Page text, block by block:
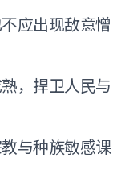
应出现敌意憎
，捍卫人民与
与种族敏感课